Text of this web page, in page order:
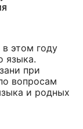
этом году
языка.
при
вопросам
и родных